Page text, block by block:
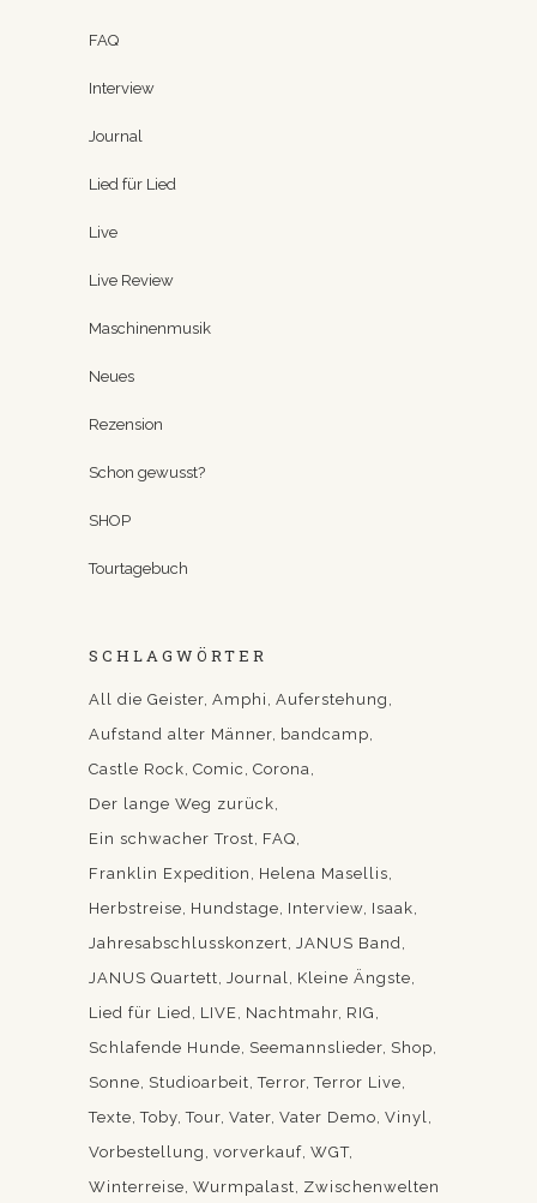
FAQ
Interview
Journal
Lied für Lied
Live
Live Review
Maschinenmusik
Neues
Rezension
Schon gewusst?
SHOP
Tourtagebuch
SCHLAGWÖRTER
All die Geister Amphi Auferstehung
Aufstand alter Männer bandcamp
Castle Rock Comic Corona
Der lange Weg zurück
Ein schwacher Trost FAQ
Franklin Expedition
Helena Masellis
Herbstreise Hundstage Interview Isaak
Jahresabschlusskonzert
JANUS Band
JANUS Quartett
Journal
Kleine Ängste
Lied für Lied
LIVE Nachtmahr RIG
Schlafende Hunde Seemannslieder Shop
Sonne Studioarbeit Terror Terror Live
Texte Toby Tour Vater Vater Demo Vinyl
Vorbestellung vorverkauf WGT
Winterreise Wurmpalast Zwischenwelten